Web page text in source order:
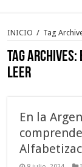
INICIO / Tag
Tag Archives:
leer
En la